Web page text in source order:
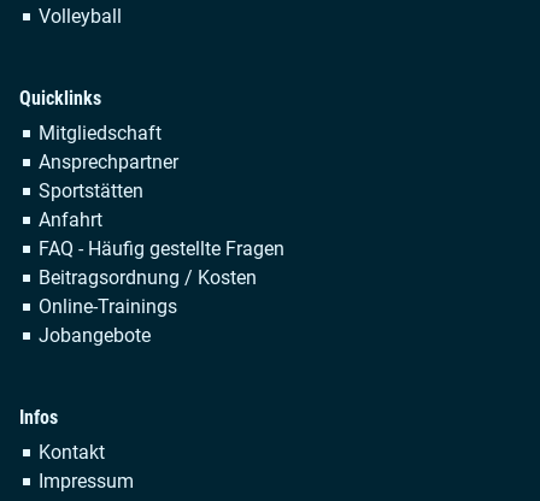
Volleyball
Quicklinks
Navigation
überspringen
Mitgliedschaft
Ansprechpartner
Sportstätten
Anfahrt
FAQ - Häufig gestellte Fragen
Beitragsordnung / Kosten
Online-Trainings
Jobangebote
Infos
Navigation
überspringen
Kontakt
Impressum